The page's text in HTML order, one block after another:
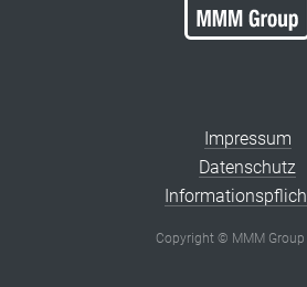
Impressum
Datenschutz
Copyright © MMM